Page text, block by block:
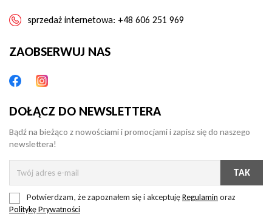
sprzedaż internetowa: +48 606 251 969
ZAOBSERWUJ NAS
DOŁĄCZ DO NEWSLETTERA
Bądź na bieżąco z nowościami i promocjami i zapisz się do naszego
newslettera!
Potwierdzam, że zapoznałem się i akceptujęRegulamin oraz
Politykę Prywatności